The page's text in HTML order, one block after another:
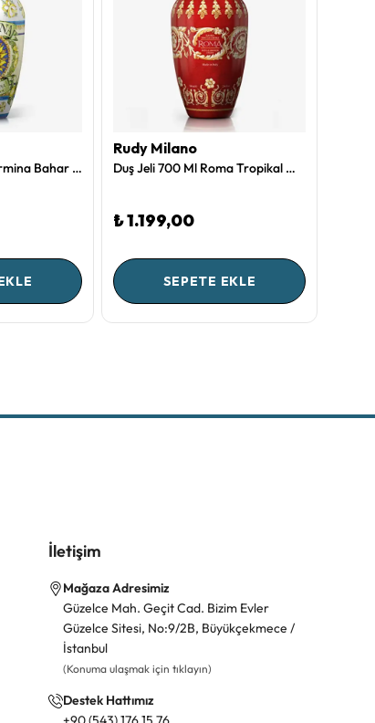
Duş Jeli 700 Ml Taormina Bahar Kokusu Collection by Rudy Milano
Rudy Milano
Duş Jeli 700 Ml Roma Tropikal Meyve Collection by Rudy Milano
₺ 1.199,00
SEPETE EKLE
İletişim
Mağaza Adresimiz
Güzelce Mah. Geçit Cad. Bizim Evler
Güzelce Sitesi, No:9/2B, Büyükçekmece /
İstanbul
(Konuma ulaşmak için tıklayın)
Destek Hattımız